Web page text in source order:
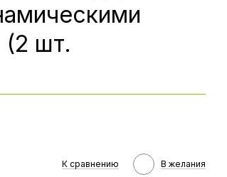
(2 шт.
К сравнению В желания